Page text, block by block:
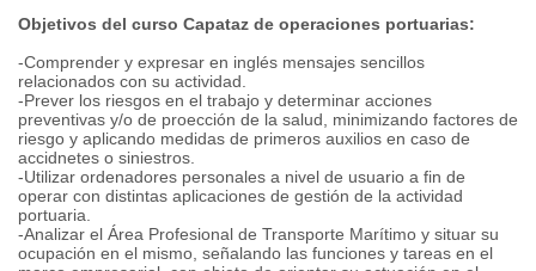
Objetivos del curso Capataz de operaciones portuarias:
-Comprender y expresar en inglés mensajes sencillos
relacionados con su actividad.
-Prever los riesgos en el trabajo y determinar acciones
preventivas y/o de proección de la salud, minimizando factores de
riesgo y aplicando medidas de primeros auxilios en caso de
accidnetes o siniestros.
-Utilizar ordenadores personales a nivel de usuario a fin de
operar con distintas aplicaciones de gestión de la actividad
portuaria.
-Analizar el Área Profesional de Transporte Marítimo y situar su
ocupación en el mismo, señalando las funciones y tareas en el